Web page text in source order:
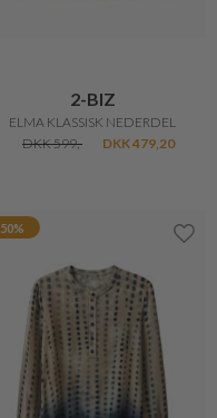
2-BIZ
ELMA KLASSISK NEDERDEL
DKK 599,-
DKK 479,20
50%